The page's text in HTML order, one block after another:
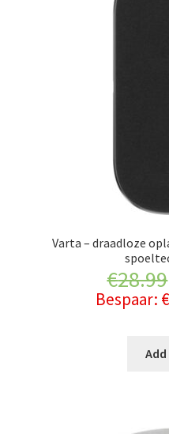
Varta – draadloze
€28.99
Bespaar: €